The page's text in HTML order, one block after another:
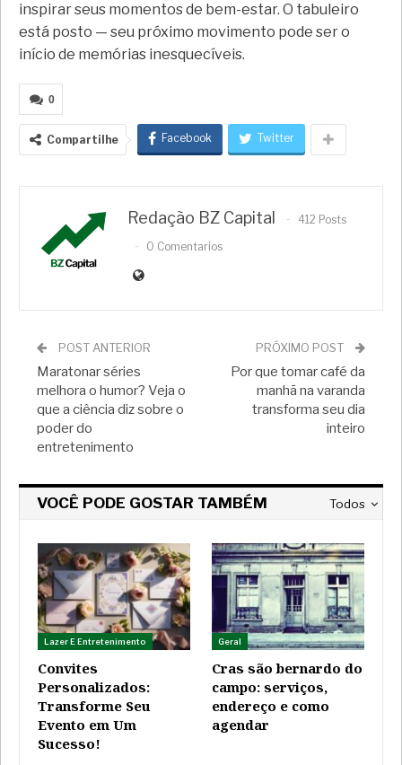
inspirar seus momentos de bem-estar. O tabuleiro
está posto — seu próximo movimento pode ser o
início de memórias inesquecíveis.
0
Compartilhe Facebook Twitter
Redação BZ Capital
412 Posts
0 Comentarios
POST ANTERIOR
Maratonar séries
melhora o humor? Veja o
que a ciência diz sobre o
poder do
entretenimento
PRÓXIMO POST
Por que tomar café da
manhã na varanda
transforma seu dia
inteiro
Todos
VOCÊ PODE GOSTAR TAMBÉM
Lazer E Entretenimento
Convites
Personalizados:
Transforme Seu
Evento em Um
Sucesso!
Geral
Cras são bernardo do
campo: serviços,
endereço e como
agendar